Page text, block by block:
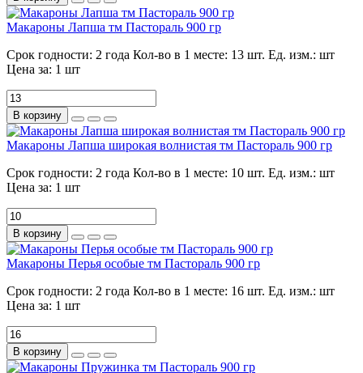
Макароны Лапша тм Пастораль 900 гр
Срок годности: 2 года Кол-во в 1 месте: 13 шт. Ед. изм.: шт
Цена за: 1 шт
В корзину
Макароны Лапша широкая волнистая тм Пастораль 900 гр
Срок годности: 2 года Кол-во в 1 месте: 10 шт. Ед. изм.: шт
Цена за: 1 шт
В корзину
Макароны Перья особые тм Пастораль 900 гр
Срок годности: 2 года Кол-во в 1 месте: 16 шт. Ед. изм.: шт
Цена за: 1 шт
В корзину